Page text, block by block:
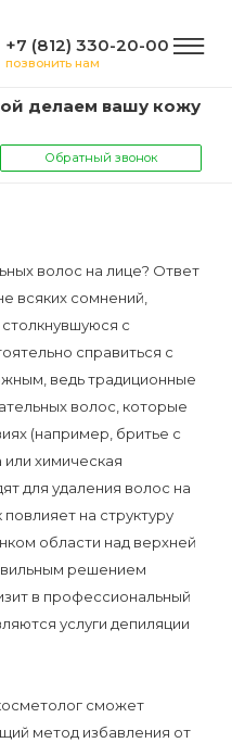
+7 (812) 330-20-00
позвонить нам
делаем вашу кожу
Обратный звонок
волос на лице? Ответ
всяких сомнений,
с
справиться с
ведь традиционные
волос, которые
(например, бритье с
химическая
для удаления волос на
на структуру
области над верхней
решением
в профессиональный
услуги депиляции
сможет
метод избавления от